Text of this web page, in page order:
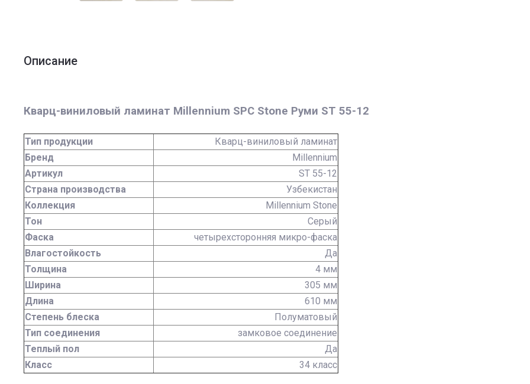
Описание
Кварц-виниловый ламинат Millennium SPC Stone Руми ST 55-12
Тип продукции
Кварц-виниловый ламинат
Бренд
Millennium
Артикул
ST 55-12
Страна производства
Узбекистан
Коллекция
Millennium Stone
Тон
Серый
Фаска
четырехсторонняя микро-фаска
Влагостойкость
Да
Толщина
4 мм
Ширина
305 мм
Длина
610 мм
Степень блеска
Полуматовый
Тип соединения
замковое соединение
Теплый пол
Да
Класс
34 класс